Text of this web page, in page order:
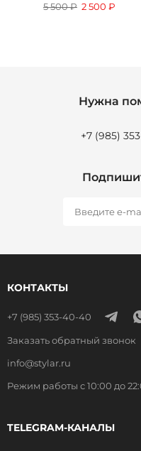
5 500 ₽ 2 500 ₽
Нужна
+7 (985)
КОНТАКТЫ
+7 (985) 353-40-40
Заказать обратный звонок
info@stylar.ru
Режим работы с 10:00 до
TELEGRAM-КАНАЛЫ